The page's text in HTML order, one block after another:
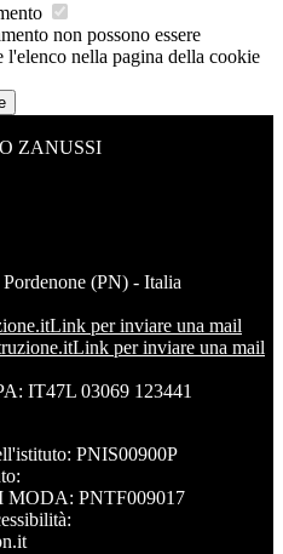
non possono essere
nella pagina della cookie
ZANUSSI
(PN) - Italia
Link per inviare una mail
Link per inviare una mail
IT47L 03069 123441
PNIS00900P
MODA: PNTF009017